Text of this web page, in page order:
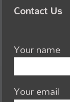
Contact Us
Your name
Your email